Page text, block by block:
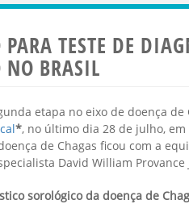
TESTE DE
NO BRASIL
etapa no eixo de doença de
*, no último dia 28 de julho, em
de Chagas ficou com a
David William Provance
sorológico da doença de